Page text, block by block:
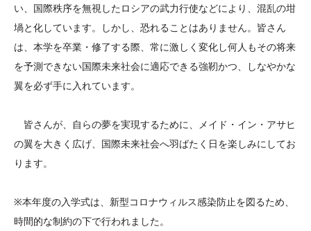
い、国際秩序を無視したロシアの武力行使などにより、混乱の坩
堝と化しています。しかし、恐れることはありません。皆さん
は、本学を卒業・修了する際、常に激しく変化し何人もその将来
を予測できない国際未来社会に適応できる強靭かつ、しなやかな
翼を必ず手に入れています。
皆さんが、自らの夢を実現するために、メイド・イン・アサヒ
の翼を大きく広げ、国際未来社会へ羽ばたく日を楽しみにしてお
ります。
※本年度の入学式は、新型コロナウィルス感染防止を図るため、
時間的な制約の下で行われました。